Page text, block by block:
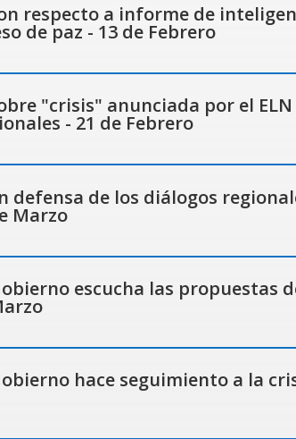
respecto a informe de
de paz - 13 de Febrero
"crisis" anunciada por el ELN
- 21 de Febrero
defensa de los diálogos
Marzo
escucha las propuestas
hace seguimiento a la